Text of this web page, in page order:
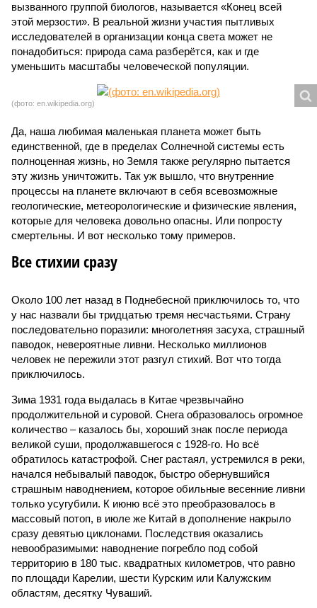
вызванного группой биологов, называется «Конец всей
этой мерзости». В реальной жизни участия пытливых
исследователей в организации конца света может не
понадобиться: природа сама разберётся, как и где
уменьшить масштабы человеческой популяции.
(фото: en.wikipedia.org)
Да, наша любимая маленькая планета может быть
единственной, где в пределах Солнечной системы есть
полноценная жизнь, но Земля также регулярно пытается
эту жизнь уничтожить. Так уж вышло, что внутренние
процессы на планете включают в себя всевозможные
геологические, метеорологические и физические явления,
которые для человека довольно опасны. Или попросту
смертельны. И вот несколько тому примеров.
Все стихии сразу
Около 100 лет назад в Поднебесной приключилось то, что
у нас назвали бы тридцатью тремя несчастьями. Страну
последовательно поразили: многолетняя засуха, страшный
паводок, невероятные ливни. Несколько миллионов
человек не пережили этот разгул стихий. Вот что тогда
приключилось.
Зима 1931 года выдалась в Китае чрезвычайно
продолжительной и суровой. Снега образовалось огромное
количество – казалось бы, хороший знак после периода
великой суши, продолжавшегося с 1928-го. Но всё
обратилось катастрофой. Снег растаял, устремился в реки,
начался небывалый паводок, быстро обернувшийся
страшным наводнением, которое обильные весенние ливни
только усугубили. К июню всё это преобразовалось в
массовый потоп, в июле же Китай в дополнение накрыло
сразу девятью циклонами. Последствия оказались
невообразимыми: наводнение погребло под собой
территорию в 180 тыс. квадратных километров, что равно
по площади Карелии, шести Курским или Калужским
областям, десятку Чуваший.